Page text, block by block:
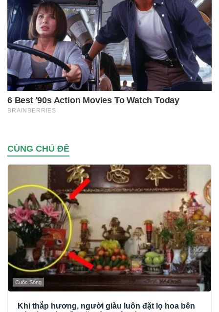
CÙNG CHỦ ĐỀ
Cuộc Sống
Khi thắp hương, người giàu luôn đặt lọ hoa bên